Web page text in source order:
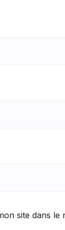
site dans